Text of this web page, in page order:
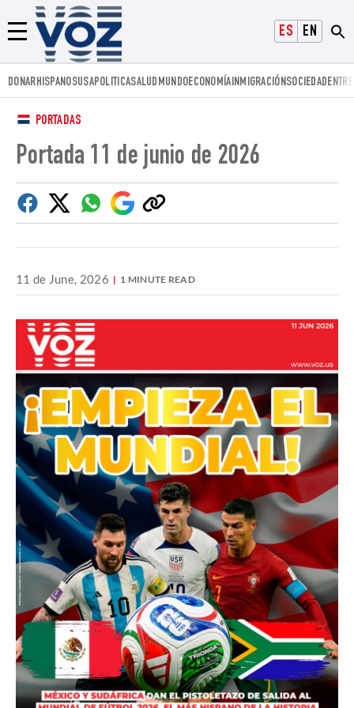
ESPAÑOLENGLISH
Menú
Voz.us
DONARHISPANOSUSAPOLITICASALUD MUNDOECONOMÍAINMIGRACIÓNSOCIEDAD
PORTADAS
Portada 11 de junio de 2026
FacebookTwitterWhatsapp
Google
Discover
Copiar
enlace
11 de June, 2026 1 MINUTE READ